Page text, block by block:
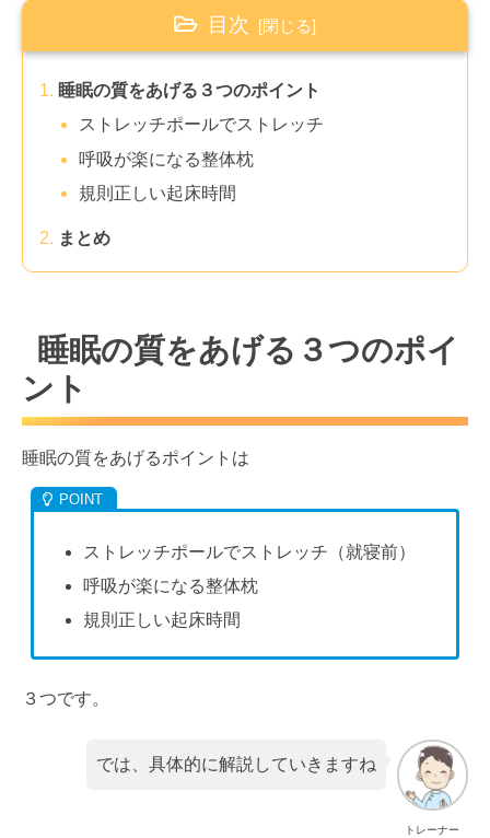
目次
睡眠の質をあげる３つのポイント
ストレッチポールでストレッチ
呼吸が楽になる整体枕
規則正しい起床時間
まとめ
睡眠の質をあげる３つのポイ
ント
睡眠の質をあげるポイントは
ストレッチポールでストレッチ（就寝前）
呼吸が楽になる整体枕
規則正しい起床時間
３つです。
トレーナー
では、具体的に解説していきますね